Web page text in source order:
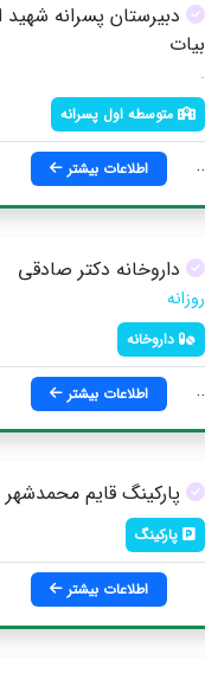
دبیرستان پسرانه
بیات
.
متوسطه اول پسرانه
اطلاعات بیشتر
داروخانه دکتر صادقی
روزانه
داروخانه
اطلاعات بیشتر
پارکینگ قایم محمدشهر
پارکینگ
اطلاعات بیشتر